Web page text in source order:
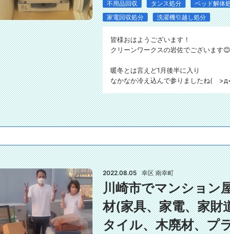
不用品回収 タンス処分 ベッド解体
家電回収処分
洗濯機引越し処分
皆様おはようございます！
クリーンワークスの岩佐でございます😊
暖冬とは言えど1月後半に入り
なかなか冷え込んで参りましたね(
2022.08.05 幸区 南幸町
川崎市でマンション
材(家具、家電、家財
タイル、木廃材、プ